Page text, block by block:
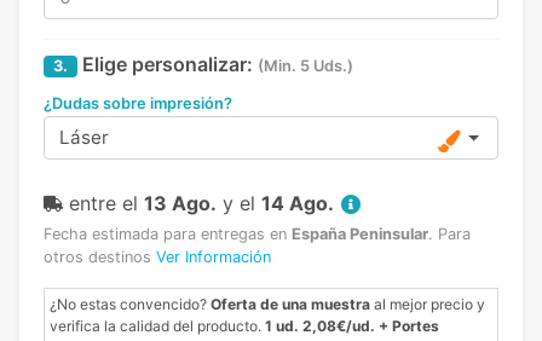
3. Elige personalizar: (Min. 5 Uds.)
¿Dudas sobre impresión?
Láser
entre el 13 Ago. y el 14 Ago.
Fecha estimada para entregas en España Peninsular. Para
otros destinos Ver Información
¿No estas convencido? Oferta de una muestra al mejor precio y
verifica la calidad del producto. 1 ud. 2,08€/ud. + Portes